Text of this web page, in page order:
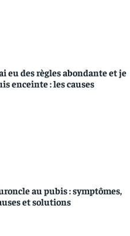
eu des règles abondante et je
enceinte : les causes
au pubis : symptômes,
et solutions